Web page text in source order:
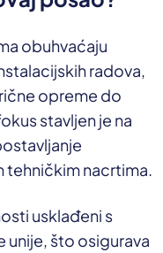
obuhvaćaju
radova,
opreme do
stavljen je na
tehničkim nacrtima.
usklađeni s
unije, što osigurava